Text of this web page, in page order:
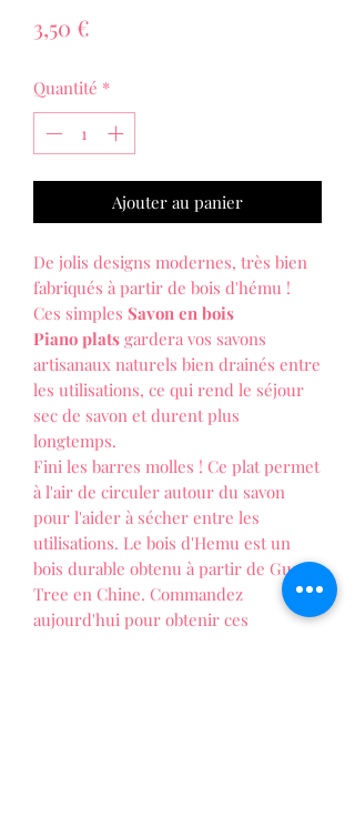
3,50 €
Quantité *
Ajouter au panier
De jolis designs modernes, très bien
fabriqués à partir de bois d'hému !
Ces simples Savon en bois
Piano plats gardera vos savons
artisanaux naturels bien drainés entre
les utilisations, ce qui rend le séjour
sec de savon et durent plus
longtemps.
Fini les barres molles ! Ce plat permet
à l'air de circuler autour du savon
pour l'aider à sécher entre les
utilisations. Le bois d'Hemu est un
bois durable obtenu à partir de Guger
Tree en Chine. Commandez
aujourd'hui pour obtenir ces